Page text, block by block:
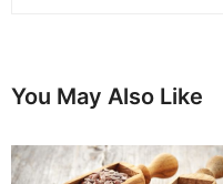
You May Also Like